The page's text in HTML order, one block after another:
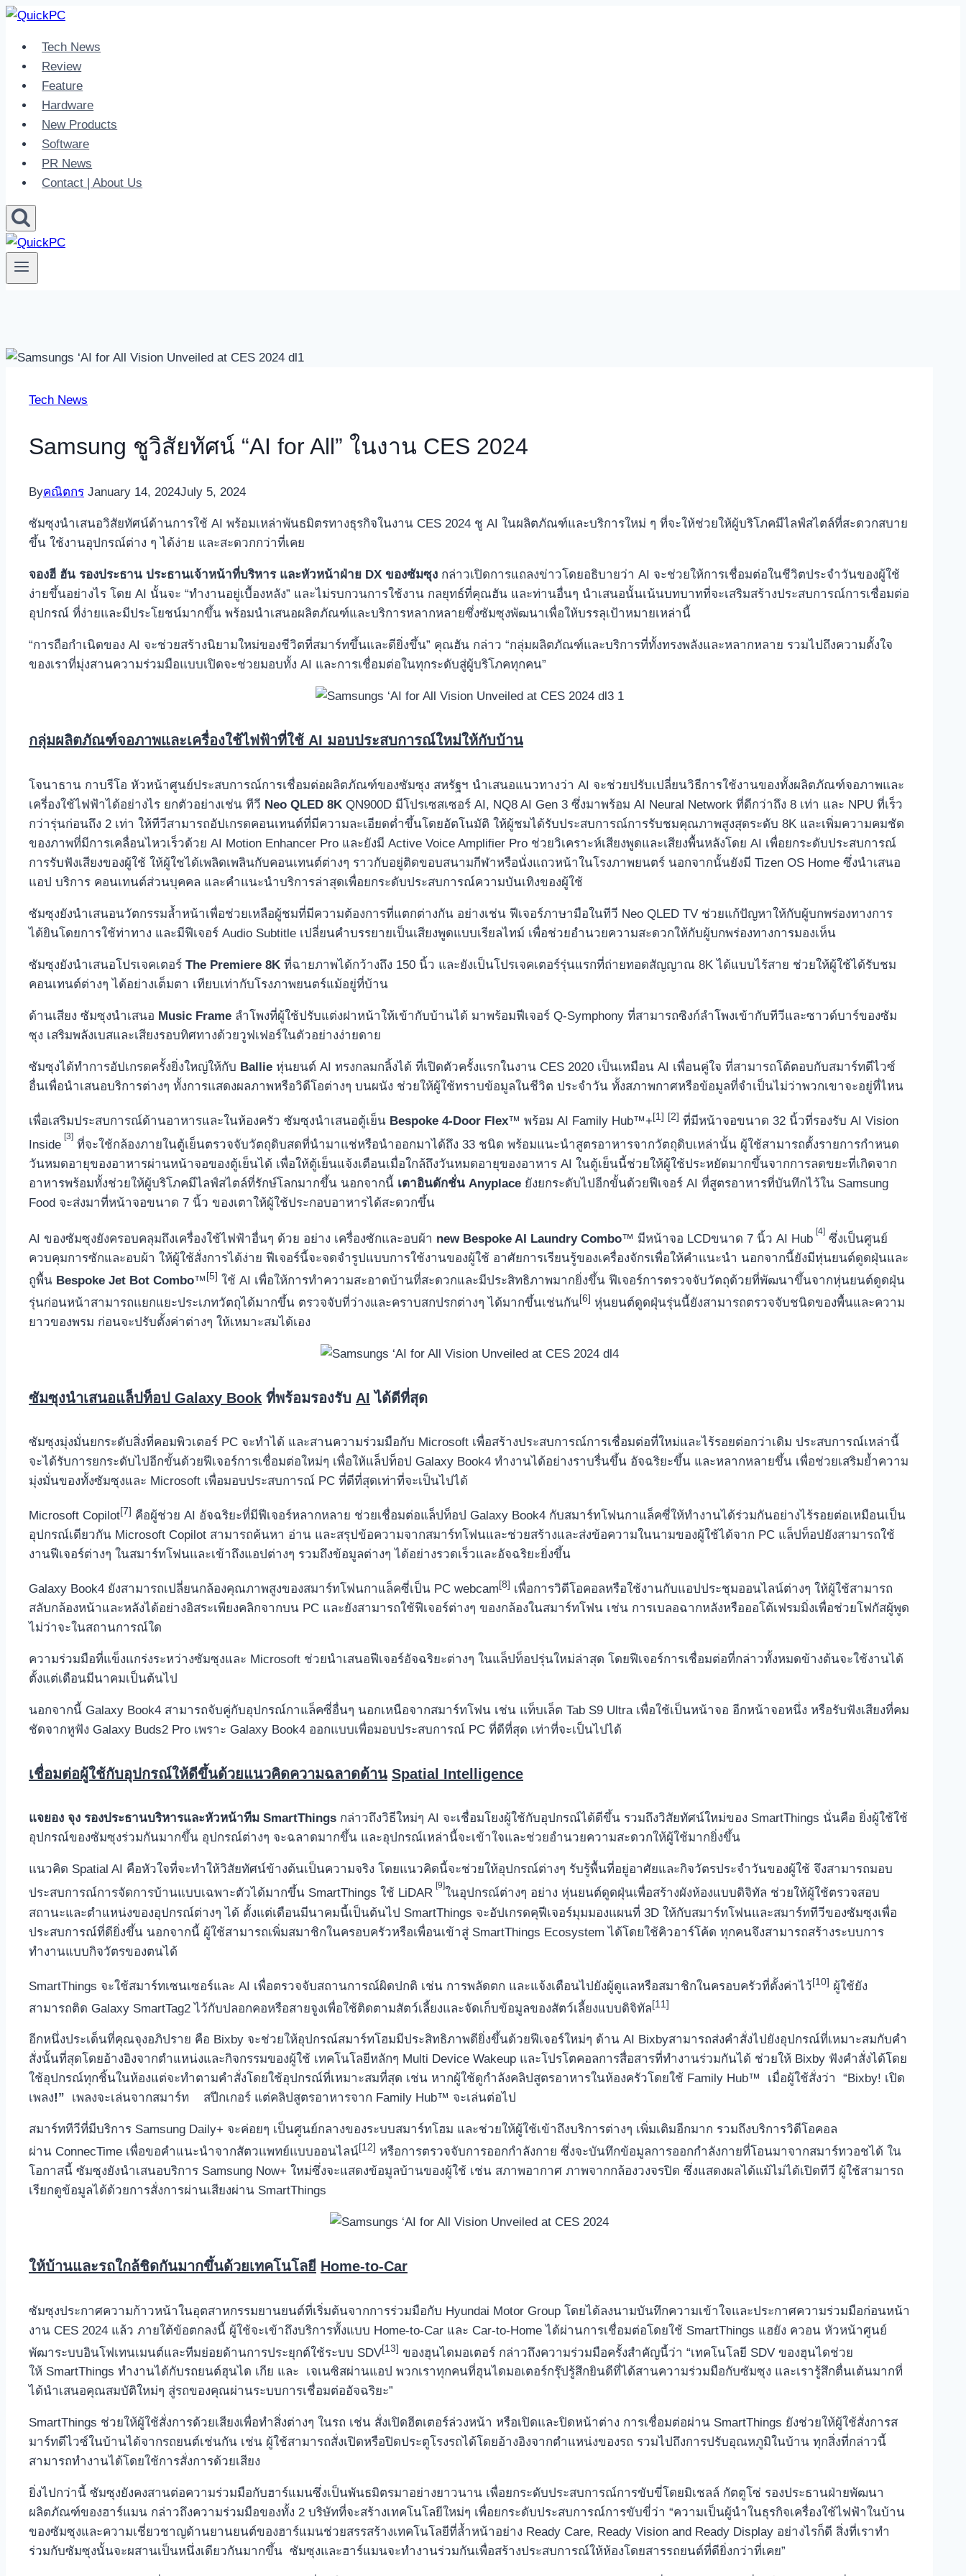
Skip
contentTech News
Review
Feature
Hardware
New Products
Software
PR News
Contact | About Us
Tech News
Samsung ชูวิสัยทัศน์ “AI for All” ในงาน CES 2024
Byคณิตกร January 14, 2024July 5, 2024
ซัมซุงนำเสนอวิสัยทัศน์ด้านการใช้ AI พร้อมเหล่าพันธมิตรทางธุรกิจในงาน CES 2024 ชู AI ในผลิตภัณฑ์และบริการใหม่ ๆ ที่จะให้ช่วยให้ผู้บริโภคมีไลฟ์สไตล์ที่สะดวกสบาย
ขึ้น ใช้งานอุปกรณ์ต่าง ๆ ได้ง่าย และสะดวกกว่าที่เคย
จองฮี ฮัน รองประธาน ประธานเจ้าหน้าที่บริหาร และหัวหน้าฝ่าย DX ของซัมซุง กล่าวเปิดการแถลงข่าวโดยอธิบายว่า AI จะช่วยให้การเชื่อมต่อในชีวิตประจำวันของผู้ใช้
ง่ายขึ้นอย่างไร โดย AI นั้นจะ “ทำงานอยู่เบื้องหลัง” และไม่รบกวนการใช้งาน กลยุทธ์ที่คุณฮัน และท่านอื่นๆ นำเสนอนั้นเน้นบทบาทที่จะเสริมสร้างประสบการณ์การเชื่อมต่อ
อุปกรณ์ ที่ง่ายและมีประโยชน์มากขึ้น พร้อมนำเสนอผลิตภัณฑ์และบริการหลากหลายซึ่งซัมซุงพัฒนาเพื่อให้บรรลุเป้าหมายเหล่านี้
“การถือกำเนิดของ AI จะช่วยสร้างนิยามใหม่ของชีวิตที่สมาร์ทขึ้นและดียิ่งขึ้น” คุณฮัน กล่าว “กลุ่มผลิตภัณฑ์และบริการที่ทั้งทรงพลังและหลากหลาย รวมไปถึงความตั้งใจ
ของเราที่มุ่งสานความร่วมมือแบบเปิดจะช่วยมอบทั้ง AI และการเชื่อมต่อในทุกระดับสู่ผู้บริโภคทุกคน”
กลุ่มผลิตภัณฑ์จอภาพและเครื่องใช้ไฟฟ้าที่ใช้ AI มอบประสบการณ์ใหม่ให้กับบ้าน
โจนาธาน กาบรีโอ หัวหน้าศูนย์ประสบการณ์การเชื่อมต่อผลิตภัณฑ์ของซัมซุง สหรัฐฯ นำเสนอแนวทางว่า AI จะช่วยปรับเปลี่ยนวิธีการใช้งานของทั้งผลิตภัณฑ์จอภาพและ
เครี่องใช้ไฟฟ้าได้อย่างไร ยกตัวอย่างเช่น ทีวี Neo QLED 8K QN900D มีโปรเซสเซอร์ AI, NQ8 AI Gen 3 ซึ่งมาพร้อม AI Neural Network ที่ดีกว่าถึง 8 เท่า และ NPU ที่เร็ว
กว่ารุ่นก่อนถึง 2 เท่า ให้ทีวีสามารถอัปเกรดคอนเทนต์ที่มีความละเอียดต่ำขึ้นโดยอัตโนมัติ ให้ผู้ชมได้รับประสบการณ์การรับชมคุณภาพสูงสุดระดับ 8K และเพิ่มความคมชัด
ของภาพที่มีการเคลื่อนไหวเร็วด้วย AI Motion Enhancer Pro และยังมี Active Voice Amplifier Pro ช่วยวิเคราะห์เสียงพูดและเสียงพื้นหลังโดย AI เพื่อยกระดับประสบการณ์
การรับฟังเสียงของผู้ใช้ ให้ผู้ใชได้เพลิดเพลินกับคอนเทนต์ต่างๆ ราวกับอยู่ติดขอบสนามกีฬาหรือนั่งแถวหน้าในโรงภาพยนตร์ นอกจากนั้นยังมี Tizen OS Home ซึ่งนำเสนอ
แอป บริการ คอนเทนต์ส่วนบุคคล และคำแนะนำบริการล่าสุดเพื่อยกระดับประสบการณ์ความบันเทิงของผู้ใช้
ซัมซุงยังนำเสนอนวัตกรรมล้ำหน้าเพื่อช่วยเหลือผู้ชมที่มีความต้องการที่แตกต่างกัน อย่างเช่น ฟีเจอร์ภาษามือในทีวี Neo QLED TV ช่วยแก้ปัญหาให้กับผู้บกพร่องทางการ
ได้ยินโดยการใช้ท่าทาง และมีฟีเจอร์ Audio Subtitle เปลี่ยนคำบรรยายเป็นเสียงพูดแบบเรียลไทม์ เพื่อช่วยอำนวยความสะดวกให้กับผู้บกพร่องทางการมองเห็น
ซัมซุงยังนำเสนอโปรเจคเตอร์ The Premiere 8K ที่ฉายภาพได้กว้างถึง 150 นิ้ว และยังเป็นโปรเจคเตอร์รุ่นแรกที่ถ่ายทอดสัญญาณ 8K ได้แบบไร้สาย ช่วยให้ผู้ใช้ได้รับชม
คอนเทนต์ต่างๆ ได้อย่างเต็มตา เทียบเท่ากับโรงภาพยนตร์แม้อยู่ที่บ้าน
ด้านเสียง ซัมซุงนำเสนอ Music Frame ลำโพงที่ผู้ใช้ปรับแต่งฝาหน้าให้เข้ากับบ้านได้ มาพร้อมฟีเจอร์ Q-Symphony ที่สามารถซิงก์ลำโพงเข้ากับทีวีและซาวด์บาร์ของซัม
ซุง เสริมพลังเบสและเสียงรอบทิศทางด้วยวูฟเฟอร์ในตัวอย่างง่ายดาย
ซัมซุงได้ทำการอัปเกรดครั้งยิ่งใหญ่ให้กับ Ballie หุ่นยนต์ AI ทรงกลมกลิ้งได้ ที่เปิดตัวครั้งแรกในงาน CES 2020 เป็นเหมือน AI เพื่อนคู่ใจ ที่สามารถโต้ตอบกับสมาร์ทดีไวซ์
อื่นเพื่อนำเสนอบริการต่างๆ ทั้งการแสดงผลภาพหรือวิดีโอต่างๆ บนผนัง ช่วยให้ผู้ใช้ทราบข้อมูลในชีวิต ประจำวัน ทั้งสภาพกาศหรือข้อมูลที่จำเป็นไม่ว่าพวกเขาจะอยู่ที่ไหน
เพื่อเสริมประสบการณ์ด้านอาหารและในห้องครัว ซัมซุงนำเสนอตู้เย็น Bespoke 4-Door Flex™ พร้อม AI Family Hub™+[1] [2] ที่มีหน้าจอขนาด 32 นิ้วที่รองรับ AI Vision
Inside
[3]
ที่จะใช้กล้องภายในตู้เย็นตรวจจับวัตถุดิบสดที่นำมาแช่หรือนำออกมาได้ถึง 33 ชนิด พร้อมแนะนำสูตรอาหารจากวัตถุดิบเหล่านั้น ผู้ใช้สามารถตั้งรายการกำหนด
วันหมดอายุของอาหารผ่านหน้าจอของตู้เย็นได้ เพื่อให้ตู้เย็นแจ้งเตือนเมื่อใกล้ถึงวันหมดอายุของอาหาร AI ในตู้เย็นนี้ช่วยให้ผู้ใช้ประหยัดมากขึ้นจากการลดขยะที่เกิดจาก
อาหารพร้อมทั้งช่วยให้ผู้บริโภคมีไลฟ์สไตล์ที่รักษ์โลกมากขึ้น นอกจากนี้ เตาอินดักชั่น Anyplace ยังยกระดับไปอีกขั้นด้วยฟีเจอร์ AI ที่สูตรอาหารที่บันทึกไว้ใน Samsung
Food จะส่งมาที่หน้าจอขนาด 7 นิ้ว ของเตาให้ผู้ใช้ประกอบอาหารได้สะดวกขึ้น
AI ของซัมซุงยังครอบคลุมถึงเครื่องใช้ไฟฟ้าอื่นๆ ด้วย อย่าง เครื่องซักและอบผ้า new Bespoke AI Laundry Combo™ มีหน้าจอ LCDขนาด 7 นิ้ว AI Hub
[4]
ซึ่งเป็นศูนย์
ควบคุมการซักและอบผ้า ให้ผู้ใช้สั่งการได้ง่าย ฟีเจอร์นี้จะจดจำรูปแบบการใช้งานของผู้ใช้ อาศัยการเรียนรู้ของเครื่องจักรเพื่อให้คำแนะนำ นอกจากนี้ยังมีหุ่นยนต์ดูดฝุ่นและ
ถูพื้น Bespoke Jet Bot Combo™[5] ใช้ AI เพื่อให้การทำความสะอาดบ้านที่สะดวกและมีประสิทธิภาพมากยิ่งขึ้น ฟีเจอร์การตรวจจับวัตถุด้วยที่พัฒนาขึ้นจากหุ่นยนต์ดูดฝุ่น
รุ่นก่อนหน้าสามารถแยกแยะประเภทวัตถุได้มากขึ้น ตรวจจับที่ว่างและคราบสกปรกต่างๆ ได้มากขึ้นเช่นกัน[6] หุ่นยนต์ดูดฝุ่นรุ่นนี้ยังสามารถตรวจจับชนิดของพื้นและความ
ยาวของพรม ก่อนจะปรับตั้งค่าต่างๆ ให้เหมาะสมได้เอง
ซัมซุงนำเสนอแล็ปท็อป Galaxy Book ที่พร้อมรองรับ AI ได้ดีที่สุด
ซัมซุงมุ่งมั่นยกระดับสิ่งที่คอมพิวเตอร์ PC จะทำได้ และสานความร่วมมือกับ Microsoft เพื่อสร้างประสบการณ์การเชื่อมต่อที่ใหม่และไร้รอยต่อกว่าเดิม ประสบการณ์เหล่านี้
จะได้รับการยกระดับไปอีกขั้นด้วยฟีเจอร์การเชื่อมต่อใหม่ๆ เพื่อให้แล็ปท็อป Galaxy Book4 ทำงานได้อย่างราบรื่นขึ้น อัจฉริยะขึ้น และหลากหลายขึ้น เพื่อช่วยเสริมย้ำความ
มุ่งมั่นของทั้งซัมซุงและ Microsoft เพื่อมอบประสบการณ์ PC ที่ดีที่สุดเท่าที่จะเป็นไปได้
Microsoft Copilot[7] คือผู้ช่วย AI อัจฉริยะที่มีฟีเจอร์หลากหลาย ช่วยเชื่อมต่อแล็ปท็อป Galaxy Book4 กับสมาร์ทโฟนกาแล็คซี่ให้ทำงานได้ร่วมกันอย่างไร้รอยต่อเหมือนเป็น
อุปกรณ์เดียวกัน Microsoft Copilot สามารถค้นหา อ่าน และสรุปข้อความจากสมาร์ทโฟนและช่วยสร้างและส่งข้อความในนามของผู้ใช้ได้จาก PC แล็ปท็อปยังสามารถใช้
งานฟีเจอร์ต่างๆ ในสมาร์ทโฟนและเข้าถึงแอปต่างๆ รวมถึงข้อมูลต่างๆ ได้อย่างรวดเร็วและอัจฉริยะยิ่งขึ้น
Galaxy Book4 ยังสามารถเปลี่ยนกล้องคุณภาพสูงของสมาร์ทโฟนกาแล็คซี่เป็น PC webcam[8] เพื่อการวิดีโอคอลหรือใช้งานกับแอปประชุมออนไลน์ต่างๆ ให้ผู้ใช้สามารถ
สลับกล้องหน้าและหลังได้อย่างอิสระเพียงคลิกจากบน PC และยังสามารถใช้ฟีเจอร์ต่างๆ ของกล้องในสมาร์ทโฟน เช่น การเบลอฉากหลังหรือออโต้เฟรมมิ่งเพื่อช่วยโฟกัสผู้พูด
ไม่ว่าจะในสถานการณ์ใด
ความร่วมมือที่แข็งแกร่งระหว่างซัมซุงและ Microsoft ช่วยนำเสนอฟีเจอร์อัจฉริยะต่างๆ ในแล็ปท็อปรุ่นใหม่ล่าสุด โดยฟีเจอร์การเชื่อมต่อที่กล่าวทั้งหมดข้างต้นจะใช้งานได้
ตั้งแต่เดือนมีนาคมเป็นต้นไป
นอกจากนี้ Galaxy Book4 สามารถจับคู่กับอุปกรณ์กาแล็คซี่อื่นๆ นอกเหนือจากสมาร์ทโฟน เช่น แท็บเล็ต Tab S9 Ultra เพื่อใช้เป็นหน้าจอ อีกหน้าจอหนึ่ง หรือรับฟังเสียงที่คม
ชัดจากหูฟัง Galaxy Buds2 Pro เพราะ Galaxy Book4 ออกแบบเพื่อมอบประสบการณ์ PC ที่ดีที่สุด เท่าที่จะเป็นไปได้
เชื่อมต่อผู้ใช้กับอุปกรณ์ให้ดีขึ้นด้วยแนวคิดความฉลาดด้าน Spatial Intelligence
แจยอง จุง รองประธานบริหารและหัวหน้าทีม SmartThings กล่าวถึงวิธีใหม่ๆ AI จะเชื่อมโยงผู้ใช้กับอุปกรณ์ได้ดีขึ้น รวมถึงวิสัยทัศน์ใหม่ของ SmartThings นั่นคือ ยิ่งผู้ใช้ใช้
อุปกรณ์ของซัมซุงร่วมกันมากขึ้น อุปกรณ์ต่างๆ จะฉลาดมากขึ้น และอุปกรณ์เหล่านี้จะเข้าใจและช่วยอำนวยความสะดวกให้ผู้ใช้มากยิ่งขึ้น
แนวคิด Spatial AI คือหัวใจที่จะทำให้วิสัยทัศน์ข้างต้นเป็นความจริง โดยแนวคิดนี้จะช่วยให้อุปกรณ์ต่างๆ รับรู้พื้นที่อยู่อาศัยและกิจวัตรประจำวันของผู้ใช้ จึงสามารถมอบ
ประสบการณ์การจัดการบ้านแบบเฉพาะตัวได้มากขึ้น SmartThings ใช้ LiDAR
[9]
ในอุปกรณ์ต่างๆ อย่าง หุ่นยนต์ดูดฝุ่นเพื่อสร้างผังห้องแบบดิจิทัล ช่วยให้ผู้ใช้ตรวจสอบ
สถานะและตำแหน่งของอุปกรณ์ต่างๆ ได้ ตั้งแต่เดือนมีนาคมนี้เป็นต้นไป SmartThings จะอัปเกรดคุฟีเจอร์มุมมองแผนที่ 3D ให้กับสมาร์ทโฟนและสมาร์ททีวีของซัมซุงเพื่อ
ประสบการณ์ที่ดียิ่งขึ้น นอกจากนี้ ผู้ใช้สามารถเพิ่มสมาชิกในครอบครัวหรือเพื่อนเข้าสู่ SmartThings Ecosystem ได้โดยใช้คิวอาร์โค้ด ทุกคนจึงสามารถสร้างระบบการ
ทำงานแบบกิจวัตรของตนได้
SmartThings จะใช้สมาร์ทเซนเซอร์และ AI เพื่อตรวจจับสถานการณ์ผิดปกติ เช่น การพลัดตก และแจ้งเตือนไปยังผู้ดูแลหรือสมาชิกในครอบครัวที่ตั้งค่าไว้[10] ผู้ใช้ยัง
สามารถติด Galaxy SmartTag2 ไว้กับปลอกคอหรือสายจูงเพื่อใช้ติดตามสัตว์เลี้ยงและจัดเก็บข้อมูลของสัตว์เลี้ยงแบบดิจิทัล[11]
อีกหนึ่งประเด็นที่คุณจุงอภิปราย คือ Bixby จะช่วยให้อุปกรณ์สมาร์ทโฮมมีประสิทธิภาพดียิ่งขึ้นด้วยฟีเจอร์ใหม่ๆ ด้าน AI Bixbyสามารถส่งคำสั่งไปยังอุปกรณ์ที่เหมาะสมกับคำ
สั่งนั้นที่สุดโดยอ้างอิงจากตำแหน่งและกิจกรรมของผู้ใช้ เทคโนโลยีหลักๆ Multi Device Wakeup และโปรโตคอลการสื่อสารที่ทำงานร่วมกันได้ ช่วยให้ Bixby ฟังคำสั่งได้โดย
ใช้อุปกรณ์ทุกชิ้นในห้องแต่จะทำตามคำสั่งโดยใช้อุปกรณ์ที่เหมาะสมที่สุด เช่น หากผู้ใช้ดูกำลังคลิปสูตรอาหารในห้องครัวโดยใช้ Family Hub™ เมื่อผู้ใช้สั่งว่า “Bixby! เปิด
เพลง!” เพลงจะเล่นจากสมาร์ท สปีกเกอร์ แต่คลิปสูตรอาหารจาก Family Hub™ จะเล่นต่อไป
สมาร์ททีวีที่มีบริการ Samsung Daily+ จะค่อยๆ เป็นศูนย์กลางของระบบสมาร์ทโฮม และช่วยให้ผู้ใช้เข้าถึงบริการต่างๆ เพิ่มเติมอีกมาก รวมถึงบริการวิดีโอคอล
ผ่าน ConnecTime เพื่อขอคำแนะนำจากสัตวแพทย์แบบออนไลน์[12] หรือการตรวจจับการออกกำลังกาย ซึ่งจะบันทึกข้อมูลการออกกำลังกายที่โอนมาจากสมาร์ทวอชได้ ใน
โอกาสนี้ ซัมซุงยังนำเสนอบริการ Samsung Now+ ใหม่ซึ่งจะแสดงข้อมูลบ้านของผู้ใช้ เช่น สภาพอากาศ ภาพจากกล้องวงจรปิด ซึ่งแสดงผลได้แม้ไม่ได้เปิดทีวี ผู้ใช้สามารถ
เรียกดูข้อมูลได้ด้วยการสั่งการผ่านเสียงผ่าน SmartThings
ให้บ้านและรถใกล้ชิดกันมากขึ้นด้วยเทคโนโลยี Home-to-Car
ซัมซุงประกาศความก้าวหน้าในอุตสาหกรรมยานยนต์ที่เริ่มต้นจากการร่วมมือกับ Hyundai Motor Group โดยได้ลงนามบันทึกความเข้าใจและประกาศความร่วมมือก่อนหน้า
งาน CES 2024 แล้ว ภายใต้ข้อตกลงนี้ ผู้ใช้จะเข้าถึงบริการทั้งแบบ Home-to-Car และ Car-to-Home ได้ผ่านการเชื่อมต่อโดยใช้ SmartThings แฮยัง ควอน หัวหน้าศูนย์
พัฒาระบบอินโฟเทนเมนต์และทีมย่อยด้านการประยุกต์ใช้ระบบ SDV[13] ของฮุนไดมอเตอร์ กล่าวถึงความร่วมมือครั้งสำคัญนี้ว่า “เทคโนโลยี SDV ของฮุนไดช่วย
ให้ SmartThings ทำงานได้กับรถยนต์ฮุนได เกีย และ เจเนซิสผ่านแอป พวกเราทุกคนที่ฮุนไดมอเตอร์กรุ๊ปรู้สึกยินดีที่ได้สานความร่วมมือกับซัมซุง และเรารู้สึกตื่นเต้นมากที่
ได้นำเสนอคุณสมบัติใหม่ๆ สู่รถของคุณผ่านระบบการเชื่อมต่ออัจฉริยะ”
SmartThings ช่วยให้ผู้ใช้สั่งการด้วยเสียงเพื่อทำสิ่งต่างๆ ในรถ เช่น สั่งเปิดฮีตเตอร์ล่วงหน้า หรือเปิดและปิดหน้าต่าง การเชื่อมต่อผ่าน SmartThings ยังช่วยให้ผู้ใช้สั่งการส
มาร์ทดีไวซ์ในบ้านได้จากรถยนต์เช่นกัน เช่น ผู้ใช้สามารถสั่งเปิดหรือปิดประตูโรงรถได้โดยอ้างอิงจากตำแหน่งของรถ รวมไปถึงการปรับอุณหภูมิในบ้าน ทุกสิ่งที่กล่าวนี้
สามารถทำงานได้โดยใช้การสั่งการด้วยเสียง
ยิ่งไปกว่านี้ ซัมซุงยังคงสานต่อความร่วมมือกับฮาร์แมนซึ่งเป็นพันธมิตรมาอย่างยาวนาน เพื่อยกระดับประสบการณ์การขับขี่โดยมิเชลล์ กัตตูโซ่ รองประธานฝ่ายพัฒนา
ผลิตภัณฑ์ของฮาร์แมน กล่าวถึงความร่วมมือของทั้ง 2 บริษัทที่จะสร้างเทคโนโลยีใหม่ๆ เพื่อยกระดับประสบการณ์การขับขี่ว่า “ความเป็นผู้นำในธุรกิจเครื่องใช้ไฟฟ้าในบ้าน
ของซัมซุงและความเชี่ยวชาญด้านยานยนต์ของฮาร์แมนช่วยสรรสร้างเทคโนโลยีที่ล้ำหน้าอย่าง Ready Care, Ready Vision and Ready Display อย่างไรก็ดี สิ่งที่เราทำ
ร่วมกับซัมซุงนั้นจะผสานเป็นหนึ่งเดียวกันมากขึ้น ซัมซุงและฮาร์แมนจะทำงานร่วมกันเพื่อสร้างประสบการณ์ให้ห้องโดยสารรถยนต์ที่ดียิ่งกว่าที่เคย”